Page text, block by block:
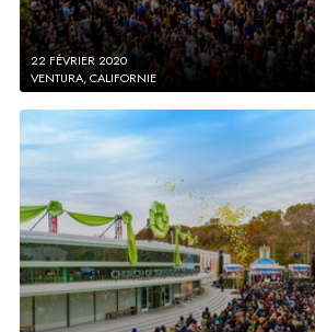
22 FÉVRIER 2020
VENTURA, CALIFORNIE